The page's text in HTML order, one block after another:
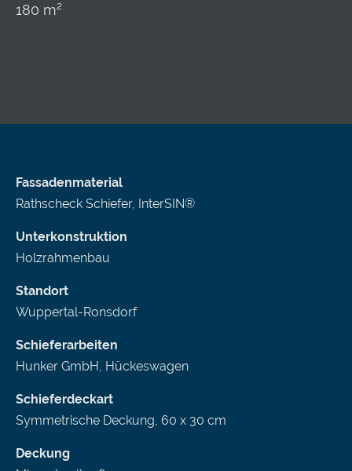
180 m²
Fassadenmaterial
Rathscheck Schiefer, InterSIN®
Unterkonstruktion
Holzrahmenbau
Standort
Wuppertal-Ronsdorf
Schieferarbeiten
Hunker GmbH, Hückeswagen
Schieferdeckart
Symmetrische Deckung, 60 x 30 cm
Deckung